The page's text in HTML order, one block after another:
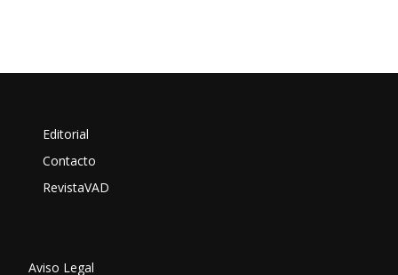
Editorial
Contacto
RevistaVAD
Aviso Legal